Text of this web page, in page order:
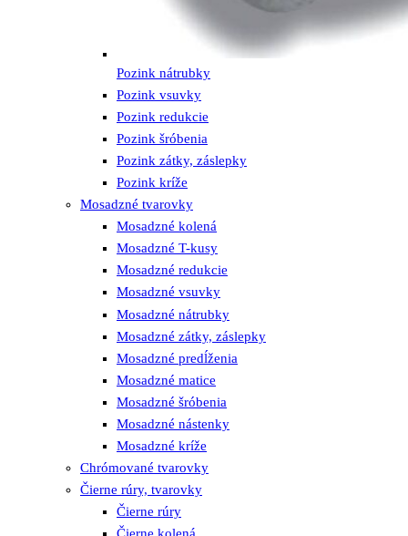
Pozink nátrubky
Pozink vsuvky
Pozink redukcie
Pozink šróbenia
Pozink zátky, záslepky
Pozink kríže
Mosadzné tvarovky
Mosadzné kolená
Mosadzné T-kusy
Mosadzné redukcie
Mosadzné vsuvky
Mosadzné nátrubky
Mosadzné zátky, záslepky
Mosadzné predĺženia
Mosadzné matice
Mosadzné šróbenia
Mosadzné nástenky
Mosadzné kríže
Chrómované tvarovky
Čierne rúry, tvarovky
Čierne rúry
Čierne kolená